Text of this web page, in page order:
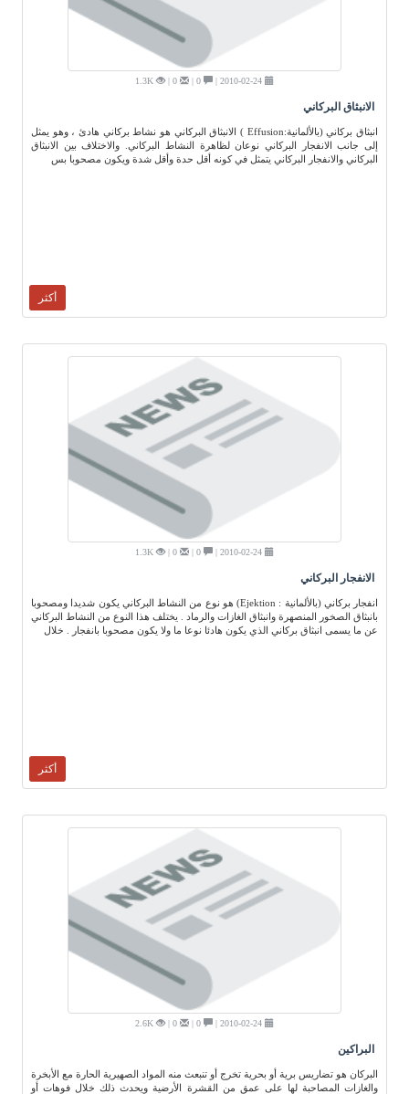
1.3K
الانبثاق البركاني
انبثاق بركاني (بالألمانية:Effusion ) الانبثاق البركاني هو نشاط بركاني هادئ ، وهو يمثل
إلى جانب الانفجار البركاني نوعان لظاهرة النشاط البركاني. والاختلاف بين الانبثاق
البركاني والانفجار البركاني يتمثل في كونه أقل حدة وأقل شدة ويكون مصحوبا بس
أكثر
1.3K
الانفجار البركاني
انفجار بركاني (بالألمانية : Ejektion) هو نوع من النشاط البركاني يكون شديدا ومصحوبا
بانبثاق الصخور المنصهرة وانبثاق الغازات والرماد . يختلف هذا النوع من النشاط البركاني
عن ما يسمى انبثاق بركاني الذي يكون هادئا نوعا ما ولا يكون مصحوبا بانفجار . خلال
أكثر
2.6K
البراكين
البركان هو تضاريس برية أو بحرية تخرج أو تنبعث منه المواد الصهيرية الحارة مع الأبخرة
والغازات المصاحبة لها على عمق من القشرة الأرضية ويحدث ذلك خلال فوهات أو